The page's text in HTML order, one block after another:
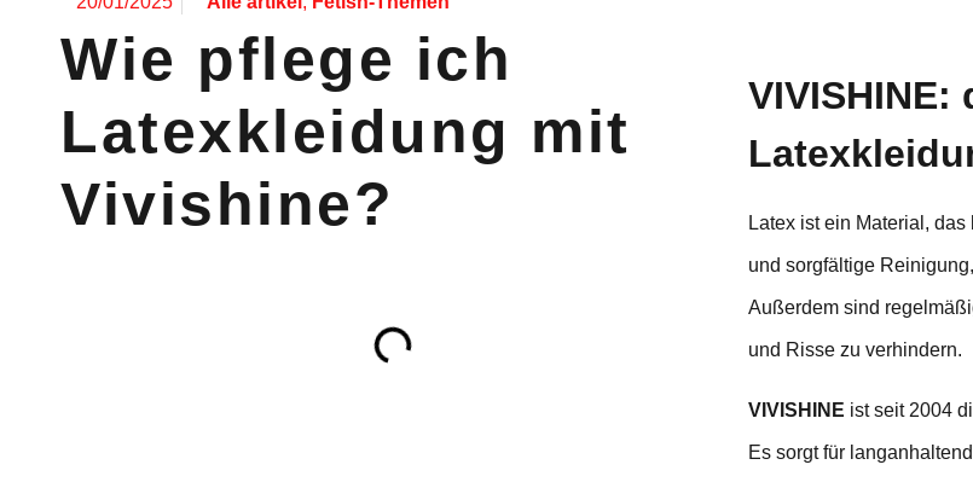
Wie pflege ich
Latexkleidung mit
Vivishine?
Latex ist ein Material,
und sorgfältige
Außerdem sind
und Risse zu verhindern.
VIVISHINE ist seit 2004
Es sorgt für